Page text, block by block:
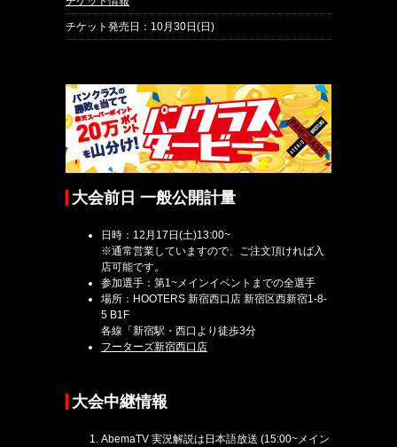
チケット発売日：10月30日(日)
大会前日 一般公開計量
日時：12月17日(土)13:00~
※通常営業していますので、ご注文頂ければ入
店可能です。
参加選手：第1~メインイベントまでの全選手
場所：HOOTERS 新宿西口店 新宿区西新宿1-8-
5 B1F
各線「新宿駅・西口より徒歩3分
フーターズ新宿西口店
大会中継情報
AbemaTV 実況解説は日本語放送 (15:00~メイン